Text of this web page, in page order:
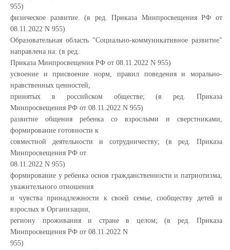
955)
физическое развитие. (в ред. Приказа Минпросвещения РФ от
08.11.2022 N 955)
Образовательная область "Социально-коммуникативное развитие"
направлена на: (в ред.
Приказа Минпросвещения РФ от 08.11.2022 N 955)
усвоение и присвоение норм, правил поведения и морально-
нравственных ценностей,
принятых в российском обществе; (в ред. Приказа
Минпросвещения РФ от 08.11.2022 N 955)
развитие общения ребенка со взрослыми и сверстниками,
формирование готовности к
совместной деятельности и сотрудничеству; (в ред. Приказа
Минпросвещения РФ от
08.11.2022 N 955)
формирование у ребенка основ гражданственности и патриотизма,
уважительного отношения
и чувства принадлежности к своей семье, сообществу детей и
взрослых в Организации,
региону проживания и стране в целом; (в ред. Приказа
Минпросвещения РФ от 08.11.2022 N
955)